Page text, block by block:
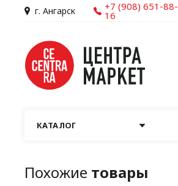
г. Ангарск +7 (908) 651-88-
16
КАТАЛОГ
Похожие товары